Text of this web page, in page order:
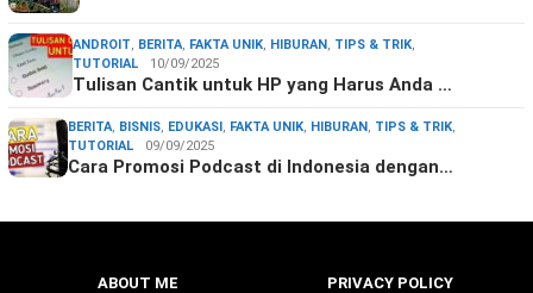
ANDROIT, BERITA, FAKTA UNIK, HIBURAN, TIPS & TRIK,
TUTORIAL
10/09/2025
Tulisan Cantik untuk HP yang Harus Anda …
BERITA, BISNIS, EDUKASI, FAKTA UNIK, HIBURAN, TIPS & TRIK,
TUTORIAL
09/09/2025
Cara Promosi Podcast di Indonesia dengan…
ABOUT ME
PRIVACY POLICY